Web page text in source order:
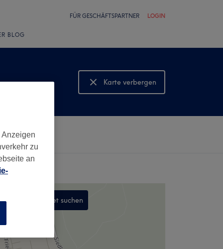
FÜR GESCHÄFTSPARTNER LOGIN
BLOG
Karte verbergen
Karte anzeigen
In diesem Gebiet suchen
zu
an